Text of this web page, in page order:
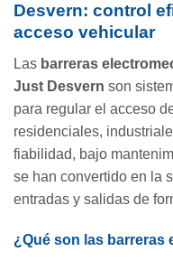
Desvern: control
acceso vehicular
Las barreras
Just Desvern son
para regular el acceso
residenciales,
fiabilidad, bajo
se han convertido en la
entradas y salidas de
¿Qué son las barreras